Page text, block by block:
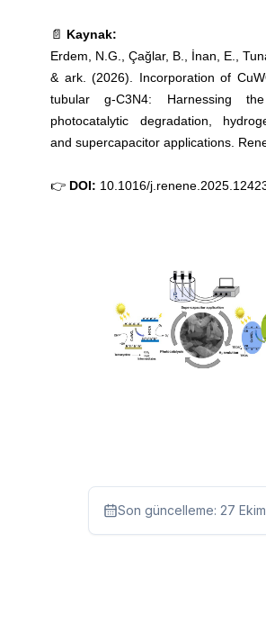
📄 Kaynak:
Erdem, N.G., Çağlar, B., İnan, E.,
& ark. (2026). Incorporation of
tubular g-C3N4: Harnessing
photocatalytic degradation,
and supercapacitor applications.
👉 DOI: 10.1016/
Son güncelleme: 27